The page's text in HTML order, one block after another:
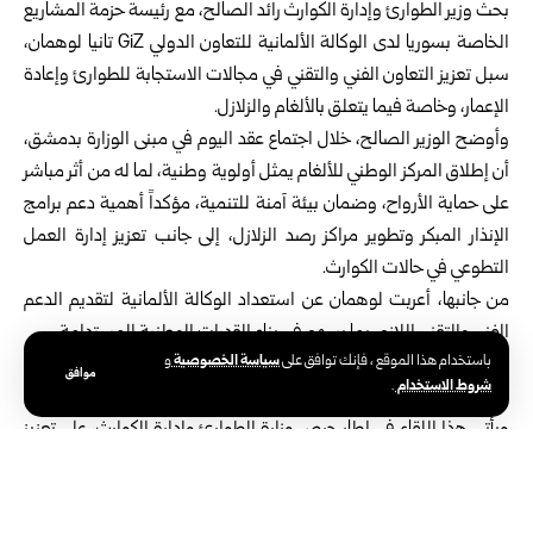
باستخدام هذا الموقع ، فإنك توافق علىسياسة الخصوصيةو
شروط الاستخدام.
موافق
بحثوزير الطوارئ وإدارة الكوارثرائد الصالح، مع رئيسة حزمة المشاريع
الخاصة بسوريا لدى الوكالة الألمانية للتعاون الدولي GiZ تانيا لوهمان،
سبل تعزيز التعاون الفني والتقني في مجالات الاستجابة للطوارئ وإعادة
الإعمار، وخاصة فيما يتعلق بالألغام والزلازل.
وأوضح الوزير الصالح، خلال اجتماع عقد اليوم في مبنى الوزارة بدمشق،
أن إطلاق المركز الوطني للألغام يمثل أولوية وطنية، لما له من أثر مباشر
على حماية الأرواح، وضمان بيئة آمنة للتنمية، مؤكداً أهمية دعم برامج
الإنذار المبكر وتطوير مراكز رصد الزلازل، إلى جانب تعزيز إدارة العمل
التطوعي في حالات الكوارث.
من جانبها، أعربت لوهمان عن استعداد الوكالة الألمانية لتقديم الدعم
الفني والتقني اللازم، بما يسهم في بناء القدرات الوطنية المستدامة.
واتفق الجانبان، على عقد اجتماعات تقنية بين الفرق المختصة، لمتابعة
آليات الدعم وتطوير شراكة عملية طويلة الأمد.
ويأتي هذا اللقاء في إطار حرص وزارة الطوارئ وإدارة الكوارث، على تعزيز